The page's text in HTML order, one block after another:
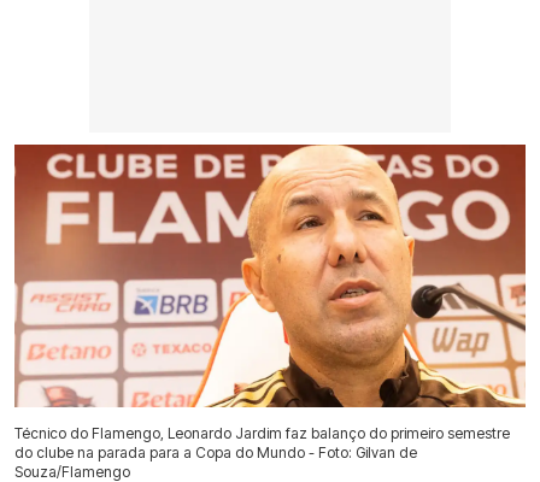
Técnico do Flamengo, Leonardo Jardim faz balanço do primeiro semestre
do clube na parada para a Copa do Mundo - Foto: Gilvan de
Souza/Flamengo